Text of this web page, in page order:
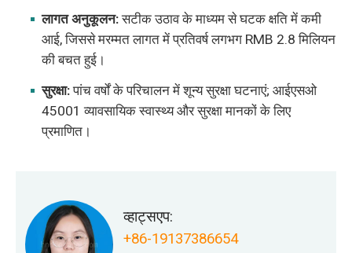
लागत अनुकूलन:सटीक उठाव के माध्यम से घटक क्षति में कमी
आई, जिससे मरम्मत लागत में प्रतिवर्ष लगभग RMB 2.8 मिलियन
की बचत हुई।
सुरक्षा:पांच वर्षों के परिचालन में शून्य सुरक्षा घटनाएं; आईएसओ
45001 व्यावसायिक स्वास्थ्य और सुरक्षा मानकों के लिए
प्रमाणित।
व्हाट्सएप:
+86-19137386654